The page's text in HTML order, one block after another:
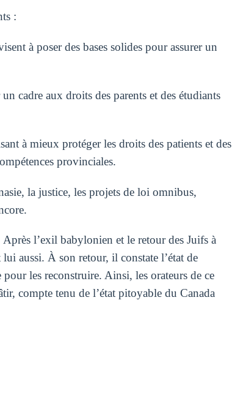
:
à poser des bases solides pour assurer un
cadre aux droits des parents et des étudiants
à mieux protéger les droits des patients et des
provinciales.
la justice, les projets de loi omnibus,
l’exil babylonien et le retour des Juifs à
aussi. À son retour, il constate l’état de
les reconstruire. Ainsi, les orateurs de ce
compte tenu de l’état pitoyable du Canada